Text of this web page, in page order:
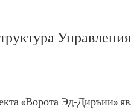
«Ворота Эд-Диръии»